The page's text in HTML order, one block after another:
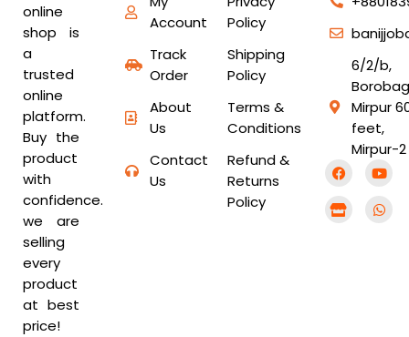
online
shop is
a
trusted
online
platform.
Buy the
product
with
confidence.
we are
selling
every
product
at best
price!
Account
Track
Order
About
Us
Contact
Us
Policy
Shipping
Policy
Terms &
Conditions
Refund &
Returns
Policy
6/2/b,
Mirpur
feet,
Mirpur-2
F
a
e
b
Y
o
t
u
S
t
r
e
W
h
t
s